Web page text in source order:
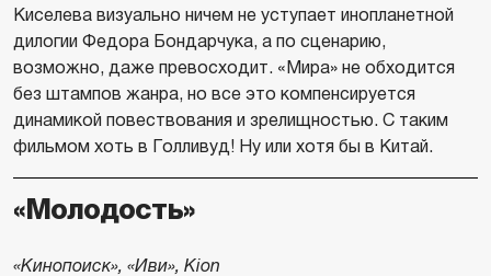
Киселева визуально ничем не уступает инопланетной
дилогии Федора Бондарчука, а по сценарию,
возможно, даже превосходит. «Мира» не обходится
без штампов жанра, но все это компенсируется
динамикой повествования и зрелищностью. С таким
фильмом хоть в Голливуд! Ну или хотя бы в Китай.
«Молодость»
«Кинопоиск», «Иви», Kion